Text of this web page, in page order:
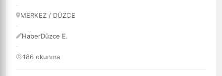
·
MERKEZ / DÜZCE
·
HaberDüzce E.
·
186 okunma